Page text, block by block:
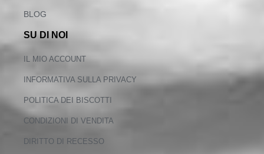
BLOG
SU DI NOI
IL MIO ACCOUNT
INFORMATIVA SULLA PRIVACY
POLITICA DEI BISCOTTI
CONDIZIONI DI VENDITA
DIRITTO DI RECESSO